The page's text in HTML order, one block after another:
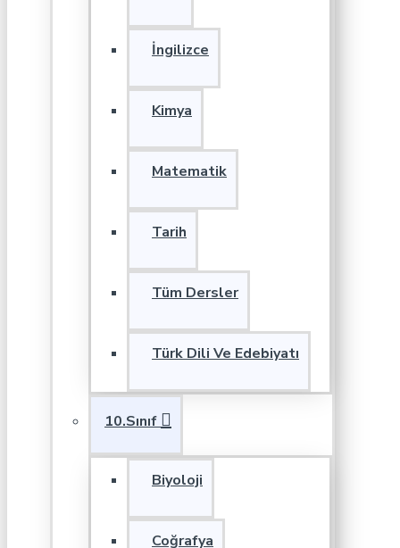
İngilizce
Kimya
Matematik
Tarih
Tüm Dersler
Türk Dili Ve Edebiyatı
10.Sınıf
Biyoloji
Coğrafya